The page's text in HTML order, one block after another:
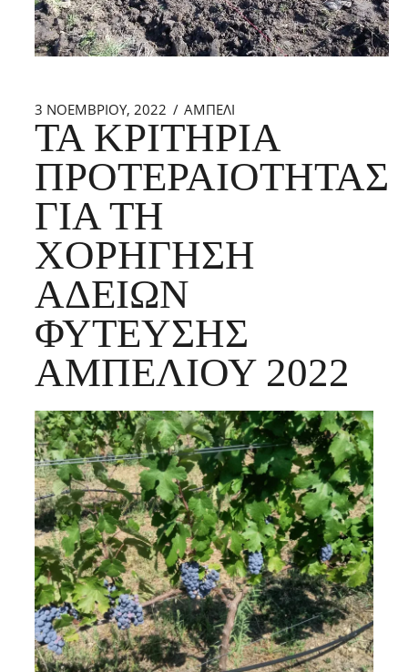
3 ΝΟΕΜΒΡΊΟΥ, 2022 ΑΜΠΕΛΙ
ΤΑ ΚΡΙΤΉΡΙΑ
ΠΡΟΤΕΡΑΙΌΤΗΤΑΣ
ΓΙΑ ΤΗ
ΧΟΡΉΓΗΣΗ
ΑΔΕΙΏΝ
ΦΎΤΕΥΣΗΣ
ΑΜΠΕΛΙΟΎ 2022